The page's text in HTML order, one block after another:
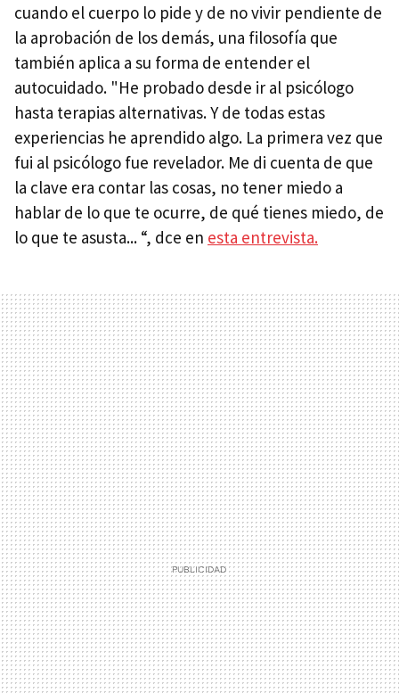
cuando el cuerpo lo pide y de no vivir pendiente de
la aprobación de los demás, una filosofía que
también aplica a su forma de entender el
autocuidado. "He probado desde ir al psicólogo
hasta terapias alternativas. Y de todas estas
experiencias he aprendido algo. La primera vez que
fui al psicólogo fue revelador. Me di cuenta de que
la clave era contar las cosas, no tener miedo a
hablar de lo que te ocurre, de qué tienes miedo, de
lo que te asusta... “, dce en esta entrevista.